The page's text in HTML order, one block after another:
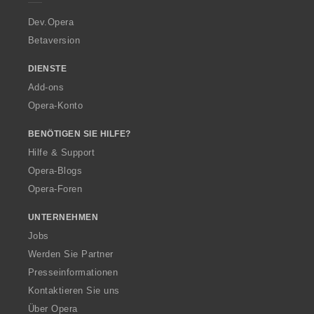
a
Dev.Opera
Betaversion
DIENSTE
Add-ons
Opera-Konto
BENÖTIGEN SIE HILFE?
Hilfe & Support
Opera-Blogs
Opera-Foren
UNTERNEHMEN
Jobs
Werden Sie Partner
Presseinformationen
Kontaktieren Sie uns
Über Opera